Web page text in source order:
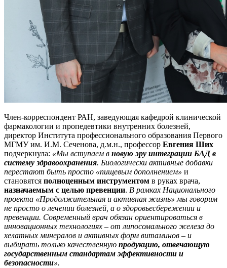
Член-корреспондент РАН, заведующая кафедрой клинической
фармакологии и пропедевтики внутренних болезней,
директор Института профессионального образования Первого
МГМУ им. И.М. Сеченова, д.м.н., профессор Евгения Ших
подчеркнула: «Мы вступаем в новую эру интеграции БАД в
систему здравоохранения. Биологически активные добавки
перестают быть просто «пищевым дополнением» и
становятся полноценным инструментом в руках врача,
назначаемым c целью превенции. В рамках Национального
проекта «Продолжительная и активная жизнь» мы говорим
не просто о лечении болезней, а о здоровьесбережении и
превенции. Современный врач обязан ориентироваться в
инновационных технологиях – от липосомального железа до
хелатных минералов и активных форм витаминов – и
выбирать только качественную продукцию, отвечающую
государственным стандартам эффективности и
безопасности».